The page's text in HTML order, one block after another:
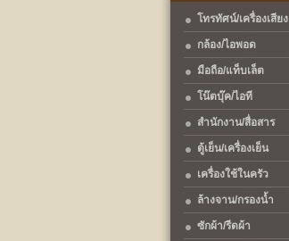
โทรทัศน์/เครื่องเสียง
กล้อง/ไอพอด
มือถือ/แท็บเล็ต
โน๊ตบุ๊ค/ไอที
สำนักงาน/สื่อสาร
ตู้เย็น/เครื่องเย็น
เครื่องใช้ในครัว
ล้างจาน/กรองน้ำ
ซักผ้า/รีดผ้า